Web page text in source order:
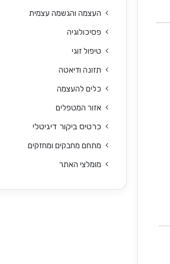
העצמה והגשמה עצמית
פסיכולוגיה
טיפול זוגי
תזונה ודיאטה
כלים להעצמה
אזור המטפלים
כרטיס ביקור דיגיטלי
מתחם מחבקים ומחזקים
מומלצי האתר